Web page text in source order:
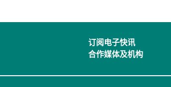
订阅电子快讯
合作媒体及机构